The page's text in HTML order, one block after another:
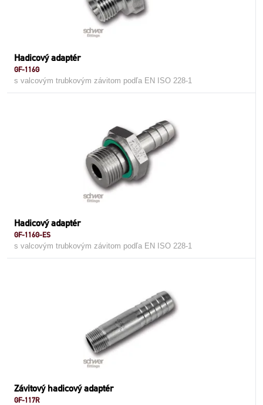
Hadicový adaptér
GF-116G
s valcovým trubkovým závitom podľa EN ISO 228-1
Hadicový adaptér
GF-116G-ES
s valcovým trubkovým závitom podľa EN ISO 228-1
Závitový hadicový adaptér
GF-117R